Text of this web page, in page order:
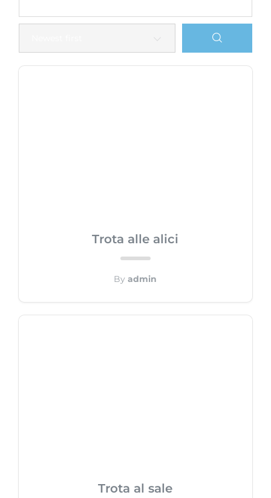
Trota alle alici
Byadmin
Trota al sale